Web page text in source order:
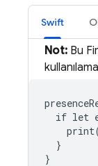
Swift
Not: Bu
if let
  }
}